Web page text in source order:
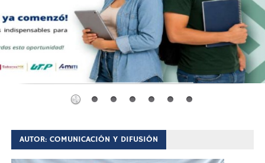
AUTOR:COMUNICACIÓN Y DIFUSIÓN